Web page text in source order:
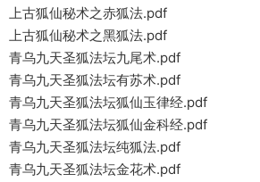
上古狐仙秘术之赤狐法.pdf
上古狐仙秘术之黑狐法.pdf
青乌九天圣狐法坛九尾术.pdf
青乌九天圣狐法坛有苏术.pdf
青乌九天圣狐法坛狐仙玉律经.pdf
青乌九天圣狐法坛狐仙金科经.pdf
青乌九天圣狐法坛纯狐法.pdf
青乌九天圣狐法坛金花术.pdf